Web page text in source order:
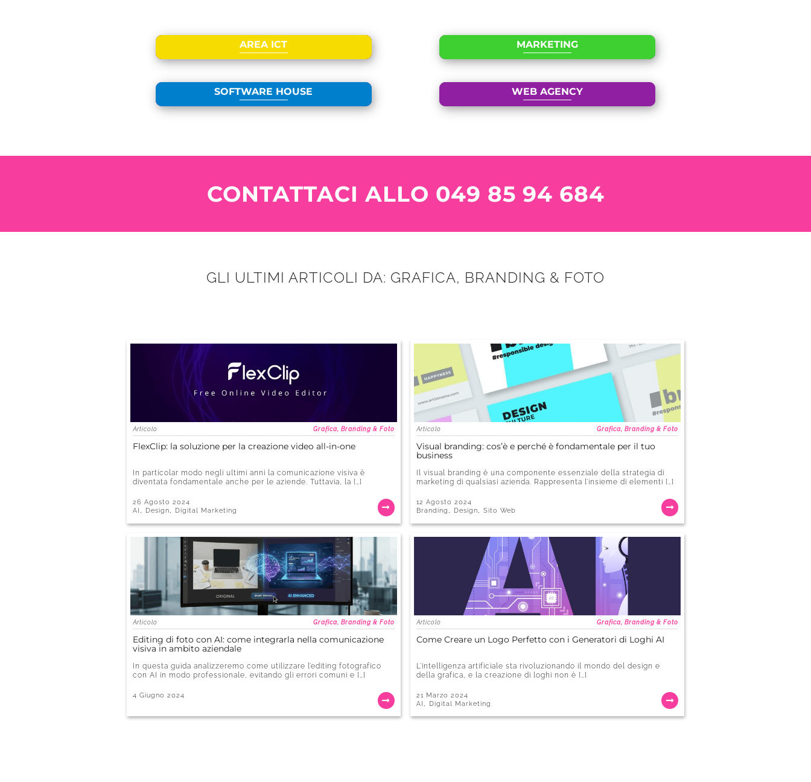
AREA ICT MARKETING
SOFTWARE HOUSE WEB AGENCY
CONTATTACI ALLO 049 85 94 684
GLI ULTIMI ARTICOLI DA: GRAFICA, BRANDING & FOTO
Articolo Grafica, Branding & Foto
FlexClip: la soluzione per la creazione video all-in-one
In particolar modo negli ultimi anni la comunicazione visiva è
diventata fondamentale anche per le aziende. Tuttavia, la […]
26 Agosto 2024
AI , Design, Digital Marketing
Articolo Grafica, Branding & Foto
Visual branding: cos’è e perché è fondamentale per il tuo
business
Il visual branding è una componente essenziale della strategia di
marketing di qualsiasi azienda. Rappresenta l’insieme di elementi […]
12 Agosto 2024
Branding , Design, Sito Web
Articolo Grafica, Branding & Foto
Editing di foto con AI: come integrarla nella comunicazione
visiva in ambito aziendale
In questa guida analizzeremo come utilizzare l’editing fotografico
con AI in modo professionale, evitando gli errori comuni e […]
4 Giugno 2024
Articolo Grafica, Branding & Foto
Come Creare un Logo Perfetto con i Generatori di Loghi AI
L’intelligenza artificiale sta rivoluzionando il mondo del design e
della grafica, e la creazione di loghi non è […]
21 Marzo 2024
AI
Digital Marketing